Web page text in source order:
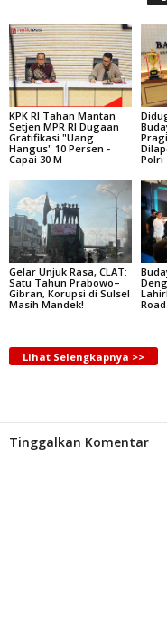
‎KPK RI Tahan Mantan
Setjen MPR RI Dugaan
Gratifikasi "Uang
Hangus" 10 Persen -
Capai 30 M
Polri
Gelar Unjuk Rasa, CLAT:
Satu Tahun Prabowo–
Gibran, Korupsi di Sulsel
Masih Mandek!
Lihat Selengkapnya >>
Tinggalkan Komentar